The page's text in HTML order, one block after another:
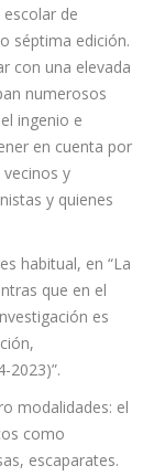
son 23, los
y tarjetas
de
séptima edición.
una elevada
numerosos
ingenio e
en cuenta por
y
y quienes
habitual, en “La
que en el
es
modalidades: el